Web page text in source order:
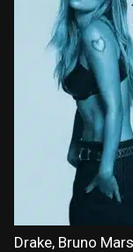
Drake, Bruno